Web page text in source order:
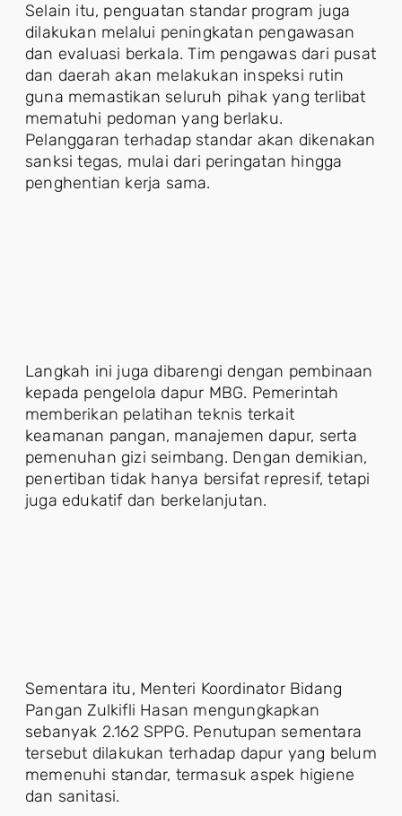
Selain itu, penguatan standar program juga
dilakukan melalui peningkatan pengawasan
dan evaluasi berkala. Tim pengawas dari pusat
dan daerah akan melakukan inspeksi rutin
guna memastikan seluruh pihak yang terlibat
mematuhi pedoman yang berlaku.
Pelanggaran terhadap standar akan dikenakan
sanksi tegas, mulai dari peringatan hingga
penghentian kerja sama.
Langkah ini juga dibarengi dengan pembinaan
kepada pengelola dapur MBG. Pemerintah
memberikan pelatihan teknis terkait
keamanan pangan, manajemen dapur, serta
pemenuhan gizi seimbang. Dengan demikian,
penertiban tidak hanya bersifat represif, tetapi
juga edukatif dan berkelanjutan.
Sementara itu, Menteri Koordinator Bidang
Pangan Zulkifli Hasan mengungkapkan
sebanyak 2.162 SPPG. Penutupan sementara
tersebut dilakukan terhadap dapur yang belum
memenuhi standar, termasuk aspek higiene
dan sanitasi.